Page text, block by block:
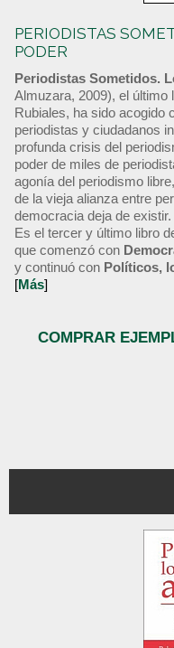
PERIODISTAS
PODER
Periodistas Sometidos.
Almuzara, 2009), el último
Rubiales, ha sido acogido
periodistas y ciudadanos
profunda crisis del
poder de miles de
agonía del periodismo
de la vieja alianza entre
democracia deja de existir.
Es el tercer y último libro
que comenzó con
y continuó con Políticos,
[Más]
COMPRAR